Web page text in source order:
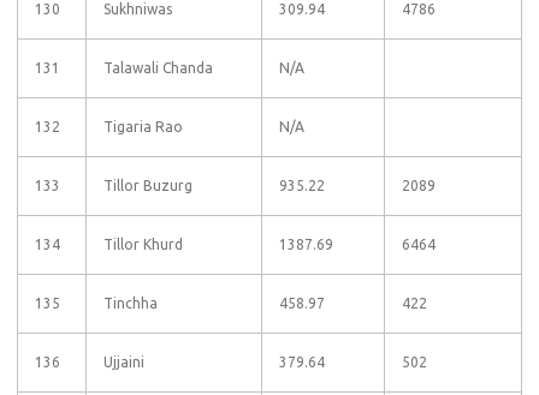
130 Sukhniwas 309.94 4786
131 Talawali Chanda N/A
132 Tigaria Rao N/A
133 Tillor Buzurg 935.22 2089
134 Tillor Khurd 1387.69 6464
135 Tinchha 458.97 422
136 Ujjaini 379.64 502